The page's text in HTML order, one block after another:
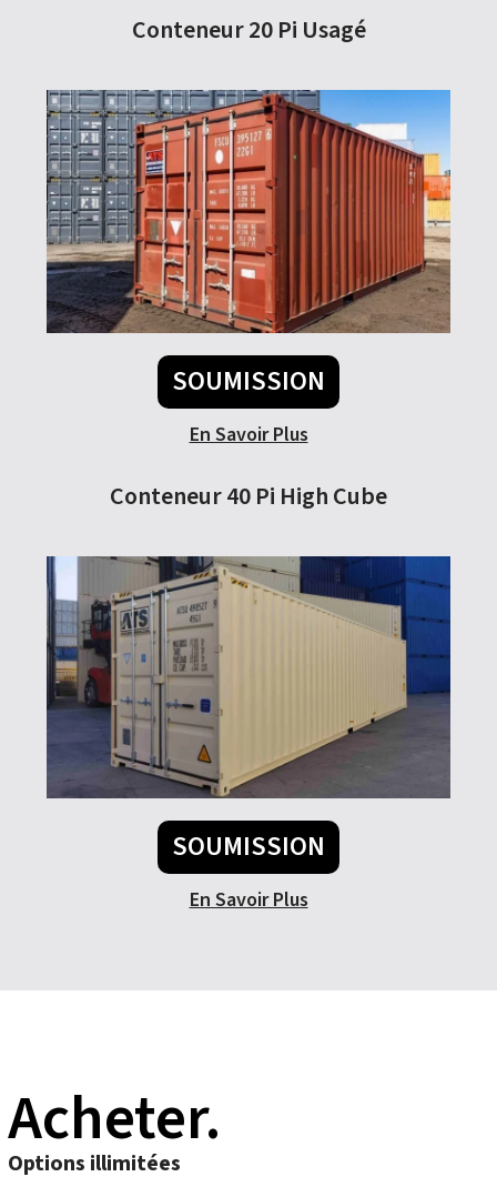
Conteneur 20 Pi Usagé
SOUMISSION
En Savoir Plus
Conteneur 40 Pi High Cube
SOUMISSION
En Savoir Plus
Acheter.
Options illimitées